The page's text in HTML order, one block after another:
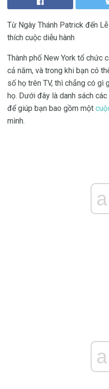
Từ Ngày Thánh Patrick đến
thích cuộc diễu hành
Thành phố New York tổ chức
cả năm, và trong khi bạn có
số họ trên TV, thì chẳng có gì
họ. Dưới đây là danh sách các
để giúp bạn bao gồm một
mình.